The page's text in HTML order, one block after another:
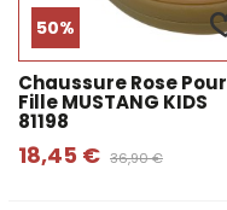
50%
Chaussure Rose Pour
Fille MUSTANG KIDS
81198
18,45 € 36,90 €